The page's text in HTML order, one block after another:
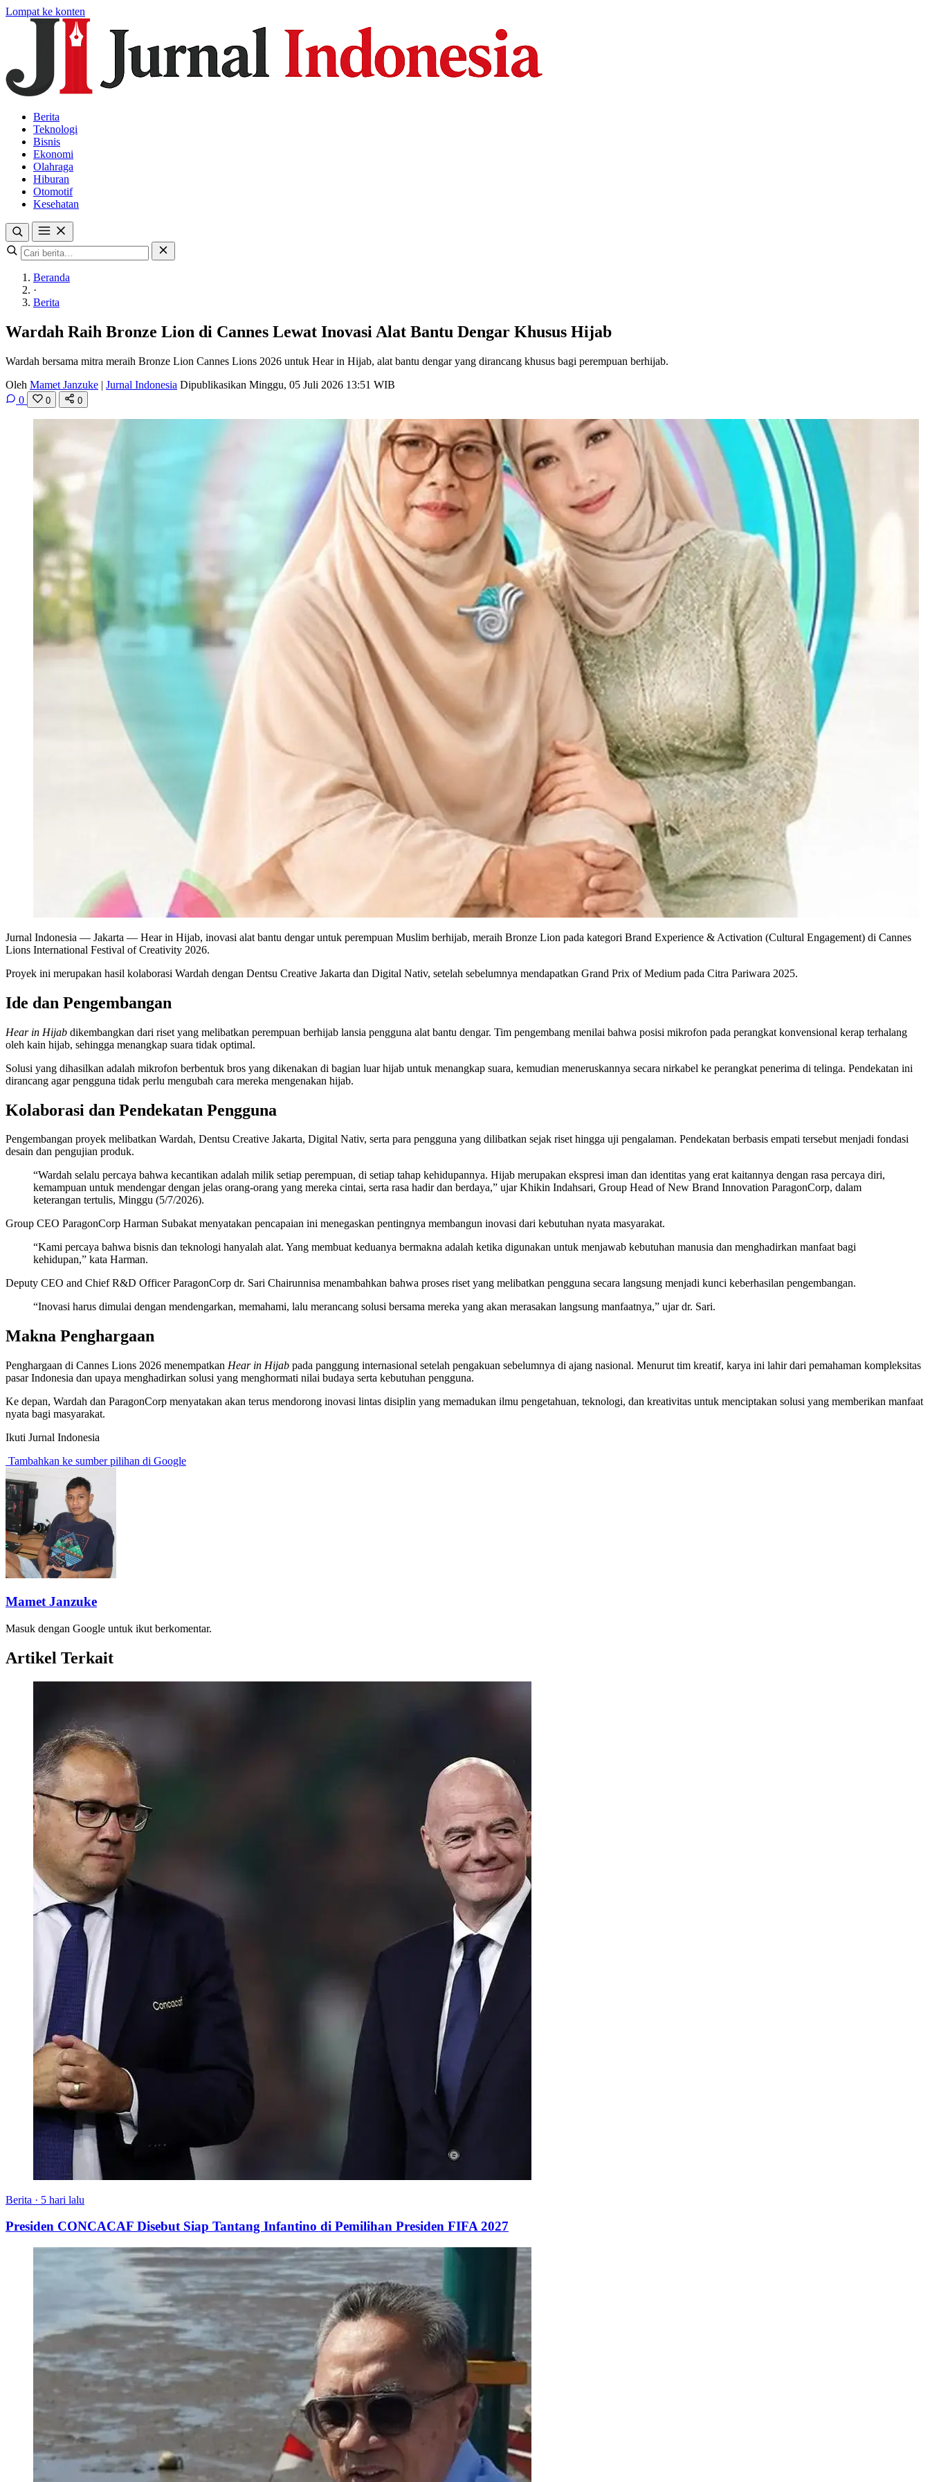
Lompat ke konten
Berita
Teknologi
Bisnis
Ekonomi
Olahraga
Hiburan
Otomotif
Kesehatan
Beranda
·
Berita
Wardah Raih Bronze Lion di Cannes Lewat Inovasi Alat Bantu Dengar Khusus Hijab
Wardah bersama mitra meraih Bronze Lion Cannes Lions 2026 untuk Hear in Hijab, alat bantu dengar yang dirancang khusus bagi perempuan berhijab.
Oleh Mamet Janzuke | Jurnal Indonesia Dipublikasikan Minggu, 05 Juli 2026 13:51 WIB
0
0 0
Jurnal Indonesia — Jakarta — Hear in Hijab, inovasi alat bantu dengar untuk perempuan Muslim berhijab, meraih Bronze Lion pada kategori Brand Experience & Activation (Cultural Engagement) di Cannes
Lions International Festival of Creativity 2026.
Proyek ini merupakan hasil kolaborasi Wardah dengan Dentsu Creative Jakarta dan Digital Nativ, setelah sebelumnya mendapatkan Grand Prix of Medium pada Citra Pariwara 2025.
Ide dan Pengembangan
Hear in Hijab dikembangkan dari riset yang melibatkan perempuan berhijab lansia pengguna alat bantu dengar. Tim pengembang menilai bahwa posisi mikrofon pada perangkat konvensional kerap terhalang
oleh kain hijab, sehingga menangkap suara tidak optimal.
Solusi yang dihasilkan adalah mikrofon berbentuk bros yang dikenakan di bagian luar hijab untuk menangkap suara, kemudian meneruskannya secara nirkabel ke perangkat penerima di telinga. Pendekatan ini
dirancang agar pengguna tidak perlu mengubah cara mereka mengenakan hijab.
Kolaborasi dan Pendekatan Pengguna
Pengembangan proyek melibatkan Wardah, Dentsu Creative Jakarta, Digital Nativ, serta para pengguna yang dilibatkan sejak riset hingga uji pengalaman. Pendekatan berbasis empati tersebut menjadi fondasi
desain dan pengujian produk.
“Wardah selalu percaya bahwa kecantikan adalah milik setiap perempuan, di setiap tahap kehidupannya. Hijab merupakan ekspresi iman dan identitas yang erat kaitannya dengan rasa percaya diri,
kemampuan untuk mendengar dengan jelas orang-orang yang mereka cintai, serta rasa hadir dan berdaya,” ujar Khikin Indahsari, Group Head of New Brand Innovation ParagonCorp, dalam
keterangan tertulis, Minggu (5/7/2026).
Group CEO ParagonCorp Harman Subakat menyatakan pencapaian ini menegaskan pentingnya membangun inovasi dari kebutuhan nyata masyarakat.
“Kami percaya bahwa bisnis dan teknologi hanyalah alat. Yang membuat keduanya bermakna adalah ketika digunakan untuk menjawab kebutuhan manusia dan menghadirkan manfaat bagi
kehidupan,” kata Harman.
Deputy CEO and Chief R&D Officer ParagonCorp dr. Sari Chairunnisa menambahkan bahwa proses riset yang melibatkan pengguna secara langsung menjadi kunci keberhasilan pengembangan.
“Inovasi harus dimulai dengan mendengarkan, memahami, lalu merancang solusi bersama mereka yang akan merasakan langsung manfaatnya,” ujar dr. Sari.
Makna Penghargaan
Penghargaan di Cannes Lions 2026 menempatkan Hear in Hijab pada panggung internasional setelah pengakuan sebelumnya di ajang nasional. Menurut tim kreatif, karya ini lahir dari pemahaman kompleksitas
pasar Indonesia dan upaya menghadirkan solusi yang menghormati nilai budaya serta kebutuhan pengguna.
Ke depan, Wardah dan ParagonCorp menyatakan akan terus mendorong inovasi lintas disiplin yang memadukan ilmu pengetahuan, teknologi, dan kreativitas untuk menciptakan solusi yang memberikan manfaat
nyata bagi masyarakat.
Ikuti Jurnal Indonesia
Tambahkan ke sumber pilihan di Google
Mamet Janzuke
Masuk dengan Google untuk ikut berkomentar.
Artikel Terkait
Berita · 5 hari lalu
Presiden CONCACAF Disebut Siap Tantang Infantino di Pemilihan Presiden FIFA 2027